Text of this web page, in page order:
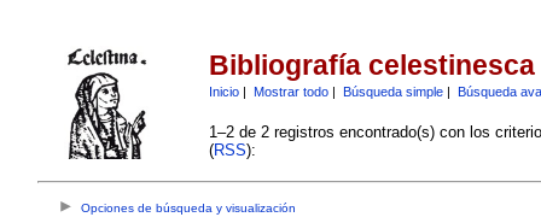
Bibliografía celestinesca
Inicio| Mostrar todo| Búsqueda simple| Búsqueda
1–2 de 2 registros encontrado(s) con los
(RSS):
Opciones de búsqueda y visualización